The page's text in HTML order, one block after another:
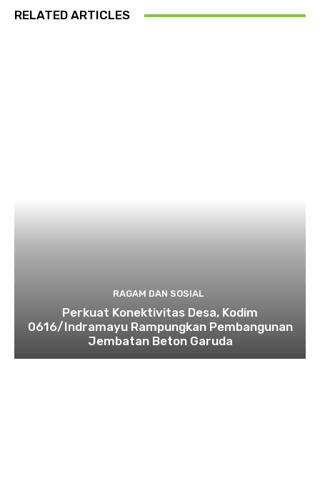
RELATED ARTICLES
RAGAM DAN SOSIAL
​Perkuat Konektivitas Desa, Kodim
0616/Indramayu Rampungkan Pembangunan
Jembatan Beton Garuda